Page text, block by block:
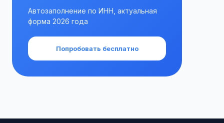
Автозаполнение по ИНН, актуальная
форма 2026 года
Попробовать бесплатно